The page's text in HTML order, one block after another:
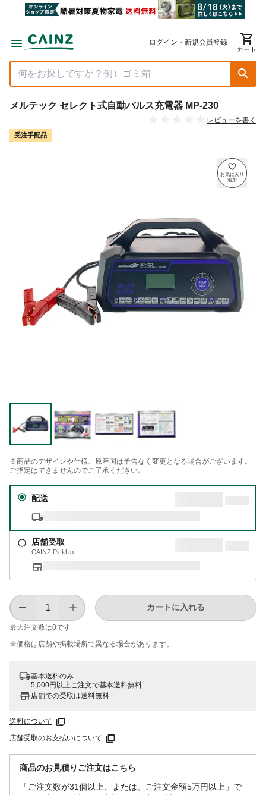
ログイン・新規会員登録
カート
メルテック セレクト式自動パルス充電器 MP-230
レビューを書く
受注手配品
※商品のデザインや仕様、原産国は予告なく変更となる場合がございます。
ご指定はできませんのでご了承ください。
配送
店舗受取
CAINZ PickUp
最大注文数は0です
カートに入れる
※価格は​店舗や​掲載場所で​異なる​場合が​あります。
基本送料のみ
5,000円以上ご注文で基本送料無料
店舗での受取は送料無料
送料について
店舗受取のお支払いについて
商品のお見積りご注文はこちら
「ご注文数が31個以上、または、ご注文金額5万円以上」で